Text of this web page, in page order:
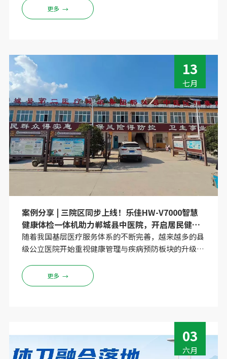
确提出要深入实施医疗卫生强基工程，加快推动基本医
疗卫生服务体系和能力一体化。与此同时，在苍南县卫
力推动卫生健康工作高质量发展。岱岭畲族乡卫生院恰
在这一政策东风的推动下，河南乐佳电子科技有限公司
积极响应浙江省医疗卫生强基工程的号召，于2026年5
月21日，由公司李工程师带队，成功为浙江地区苍南县
完成了五台HW-V2000S健康体检一体机的安装与调试
更多 →
13
七月
案例分享 | 三院区同步上线！乐佳HW-V7000智慧
健康体检一体机助力郸城县中医院，开启居民健康
管理新时代
随着我国基层医疗服务体系的不断完善，越来越多的县
级公立医院开始重视健康管理与疾病预防板块的升级，
传统的体检模式逐渐显得力不从心。一套好用的智慧体
检设备，不仅能减轻医护人员的工作负担，更能提升辖
医院三个院区（中医院本部、钱店院区、石槽院区）完
成HW-V7000智慧健康体检一体机的安装调试培训全流
程服务，一起来看看整个过程与落地后的改变。
更多 →
03
六月